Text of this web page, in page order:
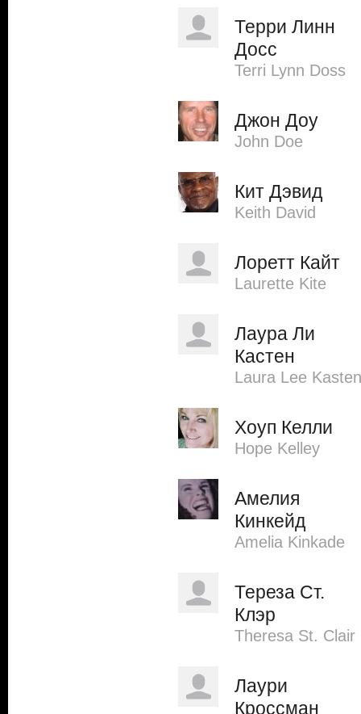
Терри Линн
Досс
Terri Lynn Doss
Джон Доу
John Doe
Кит Дэвид
Keith David
Лоретт Кайт
Laurette Kite
Лаура Ли
Кастен
Laura Lee Kasten
Хоуп Келли
Hope Kelley
Амелия
Кинкейд
Amelia Kinkade
Тереза Ст.
Клэр
Theresa St. Clair
Лаури
Кроссман